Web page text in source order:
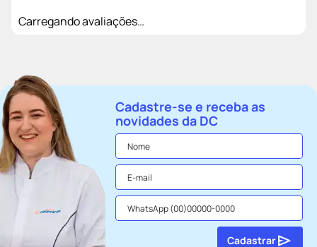
Carregando avaliações…
Cadastre-se e receba as
novidades da DC
Cadastrar